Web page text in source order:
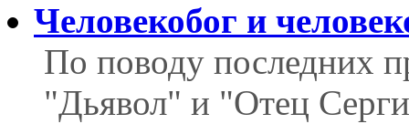
Человекобог и
По поводу последних
"Дьявол" и "Отец